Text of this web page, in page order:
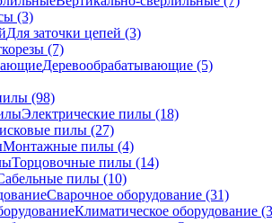
(3)
Для заточки цепей (3)
(7)
Деревообрабатывающие (5)
(98)
Электрические пилы (18)
пилы (27)
Монтажные пилы (4)
Торцовочные пилы (14)
пилы (10)
Сварочное оборудование (31)
Климатическое оборудование